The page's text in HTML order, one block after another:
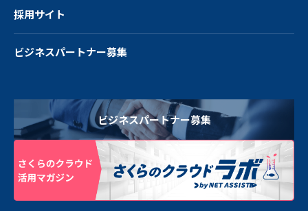
採用サイト
ビジネスパートナー募集
ビジネスパートナー募集